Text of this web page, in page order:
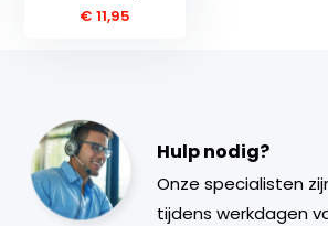
€ 11,95
Hulp nodig?
Onze specialisten
tijdens werkdagen